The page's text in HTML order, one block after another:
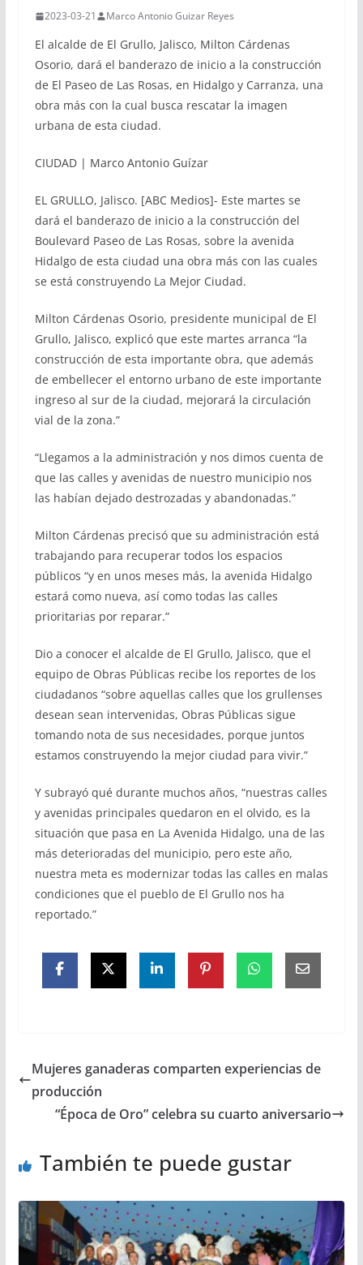
2023-03-21 Marco Antonio Guizar Reyes
El alcalde de El Grullo, Jalisco, Milton Cárdenas
Osorio, dará el banderazo de inicio a la construcción
de El Paseo de Las Rosas, en Hidalgo y Carranza, una
obra más con la cual busca rescatar la imagen
urbana de esta ciudad.
CIUDAD | Marco Antonio Guízar
EL GRULLO, Jalisco. [ABC Medios]- Este martes se
dará el banderazo de inicio a la construcción del
Boulevard Paseo de Las Rosas, sobre la avenida
Hidalgo de esta ciudad una obra más con las cuales
se está construyendo La Mejor Ciudad.
Milton Cárdenas Osorio, presidente municipal de El
Grullo, Jalisco, explicó que este martes arranca “la
construcción de esta importante obra, que además
de embellecer el entorno urbano de este importante
ingreso al sur de la ciudad, mejorará la circulación
vial de la zona.”
“Llegamos a la administración y nos dimos cuenta de
que las calles y avenidas de nuestro municipio nos
las habían dejado destrozadas y abandonadas.”
Milton Cárdenas precisó que su administración está
trabajando para recuperar todos los espacios
públicos “y en unos meses más, la avenida Hidalgo
estará como nueva, así como todas las calles
prioritarias por reparar.”
Dio a conocer el alcalde de El Grullo, Jalisco, que el
equipo de Obras Públicas recibe los reportes de los
ciudadanos “sobre aquellas calles que los grullenses
desean sean intervenidas, Obras Públicas sigue
tomando nota de sus necesidades, porque juntos
estamos construyendo la mejor ciudad para vivir.”
Y subrayó qué durante muchos años, “nuestras calles
y avenidas principales quedaron en el olvido, es la
situación que pasa en La Avenida Hidalgo, una de las
más deterioradas del municipio, pero este año,
nuestra meta es modernizar todas las calles en malas
condiciones que el pueblo de El Grullo nos ha
reportado.”
Mujeres ganaderas comparten experiencias de
producción
“Época de Oro” celebra su cuarto aniversario
También te puede gustar